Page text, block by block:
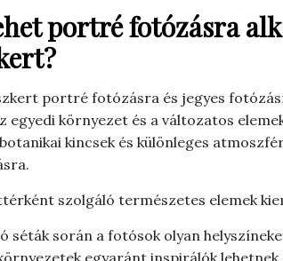
portré fotózásra
portré fotózásra és jegyes
egyedi környezet és a változatos
kincsek és különleges
szolgáló természetes elemek
séták során a fotósok olyan
egyaránt inspirálók lehetnek